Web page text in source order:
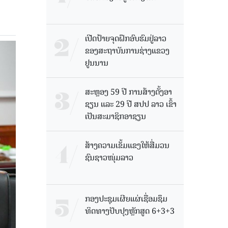
ເປີດປ້າຍຈຸດຝຶກອົບຮົມຢູ່ລາວ
ຂອງສະຖາບັນການຊ່າງແຂວງ
ຢູນນານ
ສະຫຼອງ 59 ປີ ການສ້າງຕັ້ງອາ
ຊຽນ ແລະ 29 ປີ ສປປ ລາວ ເຂົ້າ
ເປັນສະມາຊິກອາຊຽນ
ສ້າງຄວາມເຂັ້ມແຂງໃຫ້ສື່ມວນ
ຊົນຊາວໜຸ່ມລາວ
ກອງປະຊຸມເຜີຍແຜ່ເຊື່ອມຊຶມ
ທິດທາງປັບປຸງຫຼັກສູດ 6+3+3